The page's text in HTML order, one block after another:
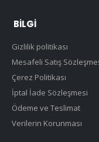
BILGI
Gizlilik politikası
Mesafeli Satış
Çerez Politikası
İptal İade Sözleşmesi
Ödeme ve Teslimat
Verilerin Korunması